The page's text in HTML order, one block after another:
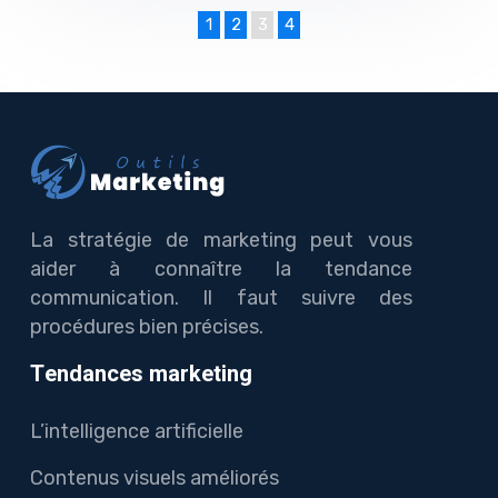
1 2 3 4
La stratégie de marketing peut vous
aider à connaître la tendance
communication. Il faut suivre des
procédures bien précises.
Tendances marketing
L’intelligence artificielle
Contenus visuels améliorés